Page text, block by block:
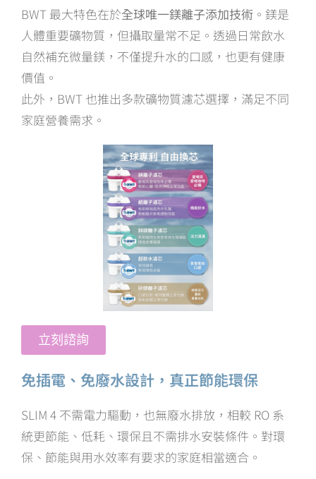
BWT 最大特色在於全球唯一鎂離子添加技術 。鎂是
人體重要礦物質，但攝取量常不足。透過日常飲水
自然補充微量鎂，不僅提升水的口感，也更有健康
價值。
此外，BWT 也推出多款礦物質濾芯選擇，滿足不同
家庭營養需求。
立刻諮詢
免插電、免廢水設計，真正節能環保
SLIM 4 不需電力驅動，也無廢水排放，相較 RO 系
統更節能、低耗、環保且不需排水安裝條件。對環
保、節能與用水效率有要求的家庭相當適合。